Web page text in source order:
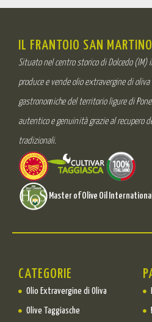
IL FRANTOIO SAN MARTINO
Situato nel centro storico di Dolcedo (IM)
produce e vende olio extravergine di oliva
gastronomiche del territorio ligure di
autentico e genuinità grazie al recupero
tradizionali.
Master of Olive Oil
CATEGORIE
Olio Extravergine di Oliva
Olive Taggiasche